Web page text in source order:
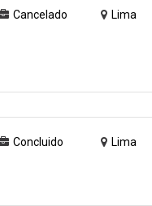
Cancelado Lima
Concluido Lima